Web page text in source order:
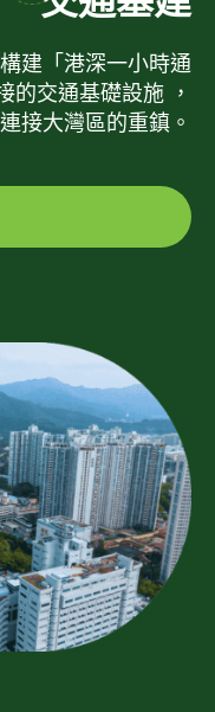
建「港深一小時通
的交通基礎設施 ，
接大灣區的重鎮。